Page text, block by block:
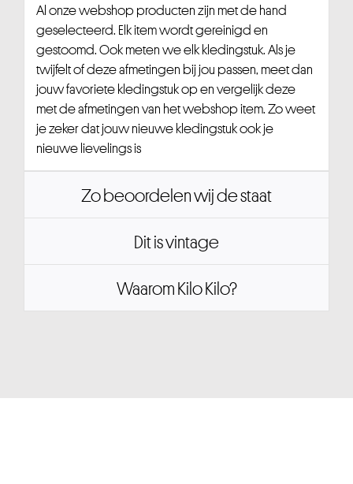
Al onze webshop producten zijn met de hand
geselecteerd. Elk item wordt gereinigd en
gestoomd. Ook meten we elk kledingstuk. Als je
twijfelt of deze afmetingen bij jou passen, meet dan
jouw favoriete kledingstuk op en vergelijk deze
met de afmetingen van het webshop item. Zo weet
je zeker dat jouw nieuwe kledingstuk ook je
nieuwe lievelings is
Zo beoordelen wij de staat
Dit is vintage
Waarom Kilo Kilo?